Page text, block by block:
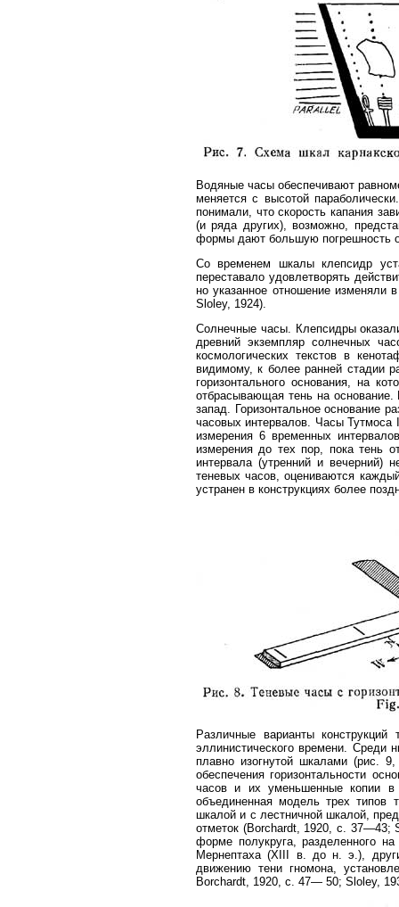
Водяные часы обеспечивают
меняется с высотой
понимали, что скорость капания
(и ряда других), возможно,
формы дают большую погрешность
Со временем шкалы клепсидр
переставало удовлетворять
но указанное отношение
Sloley, 1924).
Солнечные часы. Клепсидры
древний экземпляр солнечных
космологических текстов в
видимому, к более ранней стадии
горизонтального основания, на
отбрасывающая тень на
запад. Горизонтальное основание
часовых интервалов. Часы
измерения 6 временных
измерения до тех пор, пока тень
интервала (утренний и вечерний)
теневых часов, оцениваются
устранен в конструкциях более
Различные варианты
эллинистического времени.
плавно изогнутой шкалами (рис.
обеспечения горизонтальности
часов и их уменьшенные копии в
объединенная модель трех типов
шкалой и с лестничной шкалой,
отметок (Borchardt, 1920, с. 37—43;
форме полукруга, разделенного
Мернептаха (XIII в. до н. э.),
движению тени гномона,
Borchardt, 1920, с. 47— 50; Sloley,